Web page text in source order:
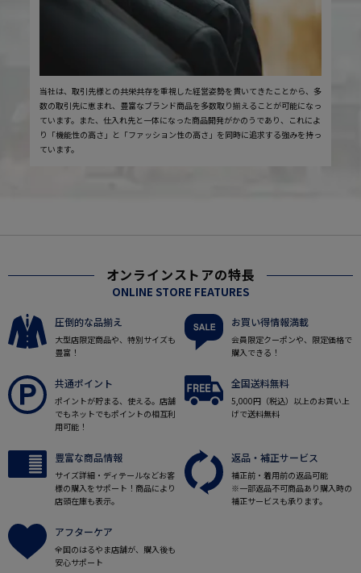
当社は、取引先様との共栄共存を重視した経営姿勢を貫いてきたことから、多
数の取引先に恵まれ、豊富なブランド商品を多数取り揃えることが可能になっ
ています。また、仕入れ先と一体になった商品開発がかのうであり、これによ
り「機能性の高さ」と「ファッション性の高さ」を同時に追求する強みを持っ
ています。
オンラインストアの特長
ONLINE STORE FEATURES
圧倒的な品揃え
大型店限定商品や、特別サイズも
豊富！
お買い得情報満載
会員限定クーポンや、限定価格で
購入できる！
共通ポイント
ポイントが貯まる、使える。店舗
でもネットでもポイントの相互利
用可能！
全国送料無料
5,000円（税込）以上のお買い上
げで送料無料
豊富な商品情報
サイズ詳細・ディテールなどお客
様の購入をサポート！商品により
店頭在庫も表示。
返品・補正サービス
補正前・着用前の返品可能
※一部返品不可商品あり購入時の
補正サービスも承ります。
アフターケア
全国のはるやま店舗が、購入後も
安心サポート